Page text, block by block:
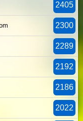
2405
2300
2289
2192
2186
2022